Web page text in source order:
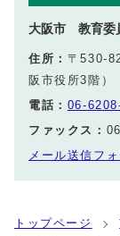
大阪市 教育委
住所： 〒530-
阪市役所3階）
電話： 06-
ファックス：
メール送信フ
トップページ